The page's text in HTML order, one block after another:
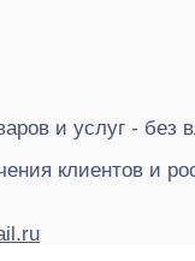
и услуг - без
клиентов и